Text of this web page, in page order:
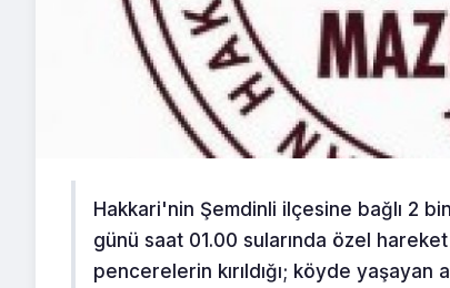
Hakkari'nin Şemdinli ilçesine bağlı 2
günü saat 01.00 sularında özel
pencerelerin kırıldığı; köyde yaşayan